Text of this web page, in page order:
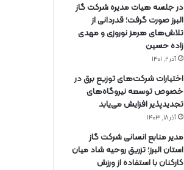
در جلسه هیات مدیره شرکت گاز
البرز صورت گرفت؛ قدردانی از
تلاش‌های هرمز نوروزی و مهدی
زاده حسین
آذر ۲, ۱۴۰۱
اختیارات شرکت‌های توزیع برق در
خصوص توسعه نیروگاه‌های
تجدیدپذیر افزایش می‌یابد
آذر ۱۸, ۱۴۰۳
مدیر منابع انسانی شرکت گاز
استان البرز؛ تزریق روحیه شاد میان
کارکنان با استفاده از ورزش